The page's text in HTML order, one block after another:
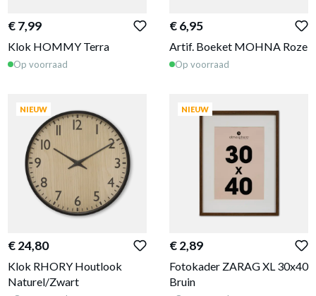
€ 7,99
Klok HOMMY Terra
Op voorraad
€ 6,95
Artif. Boeket MOHNA Roze
Op voorraad
NIEUW
€ 24,80
Klok RHORY Houtlook
Naturel/Zwart
NIEUW
€ 2,89
Fotokader ZARAG XL 30x40
Bruin